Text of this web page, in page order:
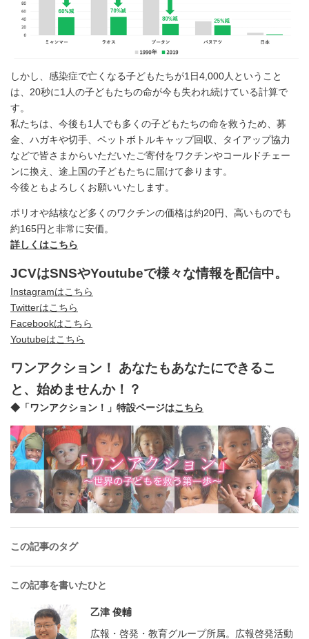
しかし、感染症で亡くなる子どもたちが1日4,000人ということ
は、20秒に1人の子どもたちの命が今も失われ続けている計算で
す。
私たちは、今後も1人でも多くの子どもたちの命を救うため、募
金、ハガキや切手、ペットボトルキャップ回収、タイアップ協力
などで皆さまからいただいたご寄付をワクチンやコールドチェー
ンに換え、途上国の子どもたちに届けて参ります。
今後ともよろしくお願いいたします。
ポリオや結核など多くのワクチンの価格は約20円、高いものでも
約165円と非常に安価。
詳しくはこちら
JCVはSNSやYoutubeで様々な情報を配信中。
Instagramはこちら
Twitterはこちら
Facebookはこちら
Youtubeはこちら
ワンアクション！ あなたもあなたにできるこ
と、始めませんか！？
◆「ワンアクション！」特設ページはこちら
この記事のタグ
この記事を書いたひと
乙津 俊輔
広報・啓発・教育グループ所属。広報啓発活動